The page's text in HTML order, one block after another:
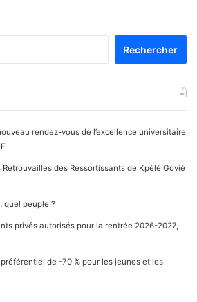
rendez-vous de l’excellence universitaire
des Ressortissants de Kpélé Govié
quel peuple ?
privés autorisés pour la rentrée 2026-2027,
de -70 % pour les jeunes et les